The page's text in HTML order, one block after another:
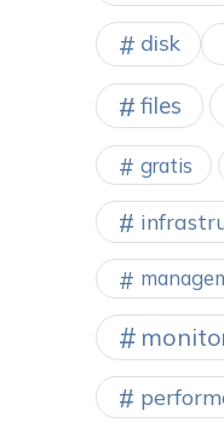
disk
files
gratis